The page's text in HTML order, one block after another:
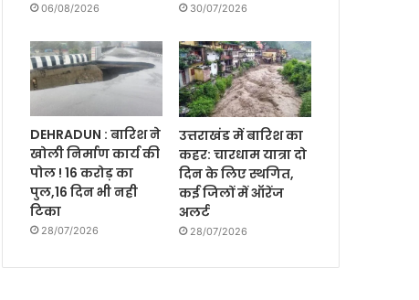
06/08/2026 30/07/2026
DEHRADUN : बारिश ने
खोली निर्माण कार्य की
पोल ! 16 करोड़ का
पुल,16 दिन भी नही
टिका
28/07/2026
उत्तराखंड में बारिश का
कहर: चारधाम यात्रा दो
दिन के लिए स्थगित,
कई जिलों में ऑरेंज
अलर्ट
28/07/2026